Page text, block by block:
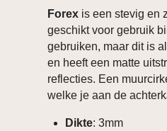
Forex is een stevig en
geschikt voor gebruik
gebruiken, maar dit is
en heeft een matte
reflecties. Een
welke je aan de
Dikte: 3mm